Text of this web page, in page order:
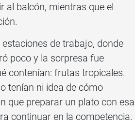
al balcón, mientras que el
de trabajo, donde
poco y la sorpresa fue
contenían: frutas tropicales.
tenían ni idea de cómo
que preparar un plato con esa
continuar en la competencia.